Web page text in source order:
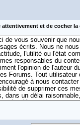
attentivement et de cocher